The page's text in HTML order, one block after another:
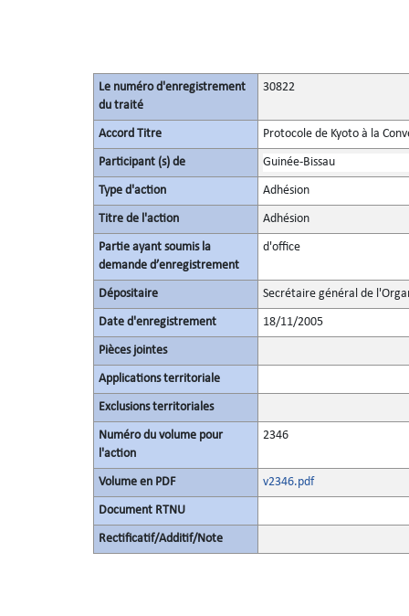
Le numéro d'enregistrement
du traité
30822
Accord Titre Protocole de Kyoto à la
Participant (s) de Guinée-Bissau
Type d'action Adhésion
Titre de l'action Adhésion
Partie ayant soumis la
demande d’enregistrement
d'office
Dépositaire Secrétaire général de
Date d'enregistrement 18/11/2005
Pièces jointes
Applications territoriale
Exclusions territoriales
Numéro du volume pour
l'action
2346
Volume en PDF v2346.pdf
Document RTNU
Rectificatif/Additif/Note